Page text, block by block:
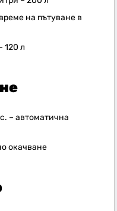
на пътуване в
120 л
– автоматична
окачване